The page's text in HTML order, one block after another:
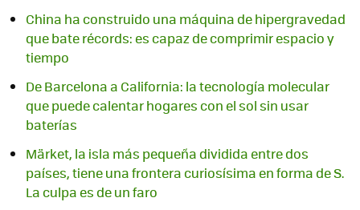
China ha construido una máquina de hipergravedad
que bate récords: es capaz de comprimir espacio y
tiempo
De Barcelona a California: la tecnología molecular
que puede calentar hogares con el sol sin usar
baterías
Märket, la isla más pequeña dividida entre dos
países, tiene una frontera curiosísima en forma de S.
La culpa es de un faro